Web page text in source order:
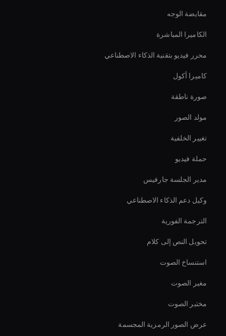
مقايضة الوجه
الكاميرا المباشرة
محرر فيديو بتقنية الذكاء الاصطناعي
كاميرا أكول
صورة ناطقة
مولد الصور
تغيير الخلفية
حملة فيديو
مدير الجلسة جارفيس
وكيل دعم الذكاء الاصطناعي
الترجمة الفورية
تحويل النص إلى كلام
استنساخ الصوت
مغير الصوت
مختبر الصوت
عرض الصور الرمزية المجسمة